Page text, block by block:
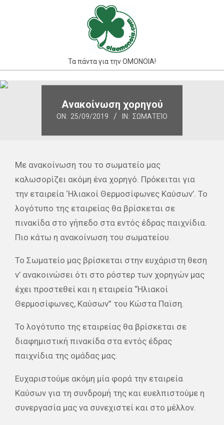
Τα πάντα για την ΟΜΟΝΟΙΑ!
Primary
Ανακοίνωση χορηγού
ON: 25/09/2019 IN: ΣΩΜΑΤΕΊΟ
Με ανακοίνωση του το σωματείο μας
καλωσορίζει ακόμη ένα χορηγό. Πρόκειται για
την εταιρεία ‘Ηλιακοί Θερμοσίφωνες Καύσων’. Το
λογότυπο της εταιρείας θα βρίσκεται σε
πινακίδα στο γήπεδο στα εντός έδρας παιχνίδια.
Πιο κάτω η ανακοίνωση του σωματείου.
Το Σωματείο μας βρίσκεται στην ευχάριστη θεση
ν’ ανακοινώσει ότι στο ρόστερ των χορηγών μας
έχει προστεθεί και η εταιρεία “Ηλιακοί
Θερμοσίφωνες, Καύσων” του Κώστα Παϊση.
Το λογότυπο της εταιρείας θα βρίσκεται σε
διαφημιστική πινακίδα στα εντός έδρας
παιχνίδια της ομάδας μας.
Ευχαριστούμε ακόμη μία φορά την εταιρεία
Καύσων για τη συνδρομή της και ευελπιστούμε η
συνεργασία μας να συνεχιστεί και στο μέλλον.